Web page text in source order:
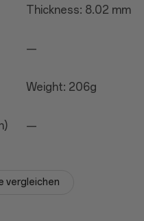
Thickness: 8.02 mm
—
Weight: 206g
—
vergleichen